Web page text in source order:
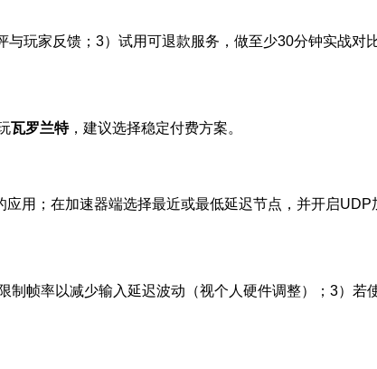
玩家反馈；3）试用可退款服务，做至少30分钟实战对
瓦罗兰特，建议选择稳定付费方案。
用；在加速器端选择最近或最低延迟节点，并开启
帧率以减少输入延迟波动（视个人硬件调整）；3）若